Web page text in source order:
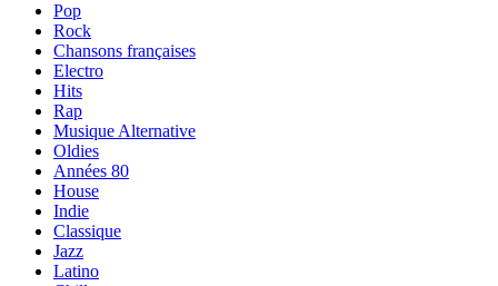
Pop
Rock
Chansons françaises
Electro
Hits
Rap
Musique Alternative
Oldies
Années 80
House
Indie
Classique
Jazz
Latino